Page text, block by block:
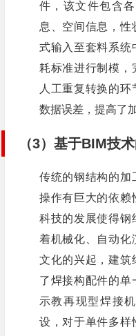
件，该文件包含
息、空间信息，性
式输入至套料系统
耗标准进行制模，
人工重复转换的
数据误差，提高了
（3）基于BIM技
传统的钢结构的加
操作有巨大的依赖
科技的发展使得钢
着机械化、自动化
文化的兴起，建筑
了焊接构配件的单
示教再现型焊接
设，对于单件多样